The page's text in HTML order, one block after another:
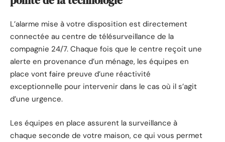
L’alarme mise à votre disposition est directement
connectée au centre de télésurveillance de la
compagnie 24/7. Chaque fois que le centre reçoit une
alerte en provenance d’un ménage, les équipes en
place vont faire preuve d’une réactivité
exceptionnelle pour intervenir dans le cas où il s’agit
d’une urgence.
Les équipes en place assurent la surveillance à
chaque seconde de votre maison, ce qui vous permet